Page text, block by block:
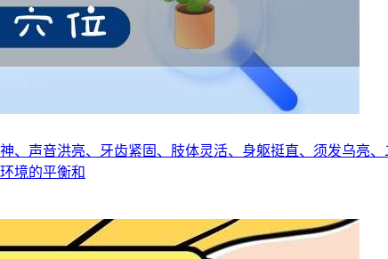
、声音洪亮、牙齿紧固、肢体灵活、身躯挺直、须发乌亮
境的平衡和